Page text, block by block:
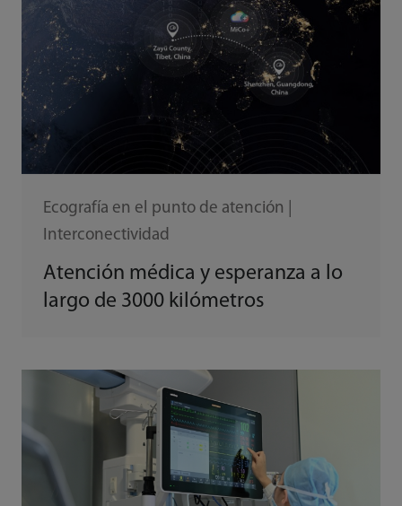
Ecografía en el punto de atención |
Interconectividad
Atención médica y esperanza a lo
largo de 3000 kilómetros